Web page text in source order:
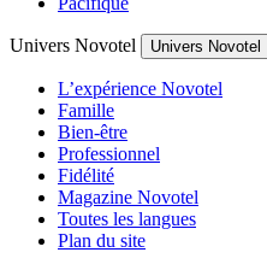
Univers Novotel Univers Novotel
L’expérience Novotel
Famille
Bien-être
Professionnel
Fidélité
Magazine Novotel
Toutes les langues
Plan du site